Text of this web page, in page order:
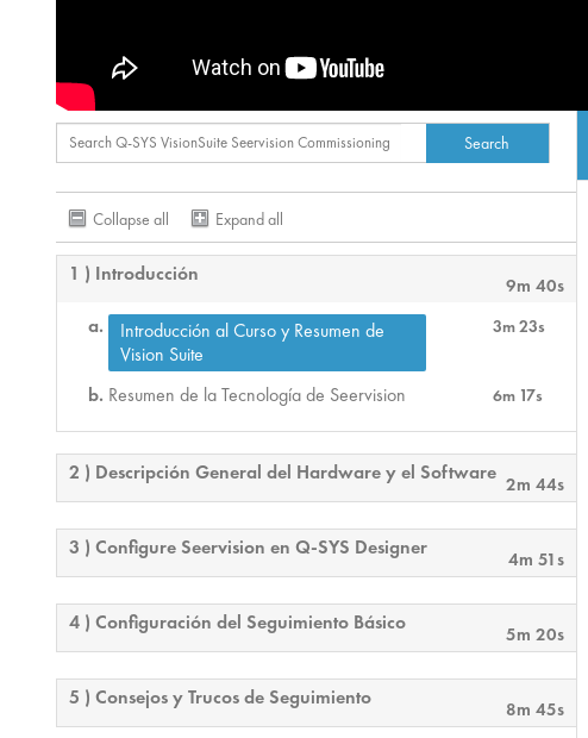
Collapse all Expand all
1 ) Introducción 9m 40s
Introducción al Curso y Resumen de
Vision Suite
3m 23s
Resumen de la Tecnología de Seervision 6m 17s
2 ) Descripción General del Hardware y el Software 2m 44s
3 ) Configure Seervision en Q-SYS Designer 4m 51s
4 ) Configuración del Seguimiento Básico 5m 20s
5 ) Consejos y Trucos de Seguimiento 8m 45s